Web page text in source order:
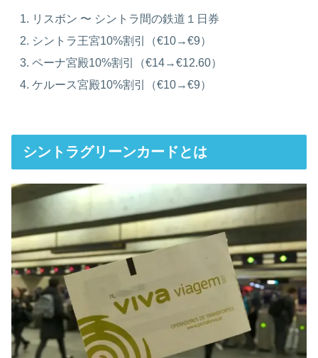
リスボン 〜 シントラ間の鉄道１日券
シントラ王宮10%割引（€10→€9）
ペーナ宮殿10%割引（€14→€12.60）
ケルース宮殿10%割引（€10→€9）
シントラグリーンカードとは